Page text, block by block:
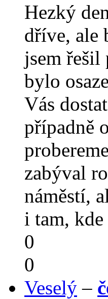
Hezký
dříve, ale
jsem řešil
bylo
Vás
případně
zabýval
náměstí,
i tam, kde
0
0
Veselý –